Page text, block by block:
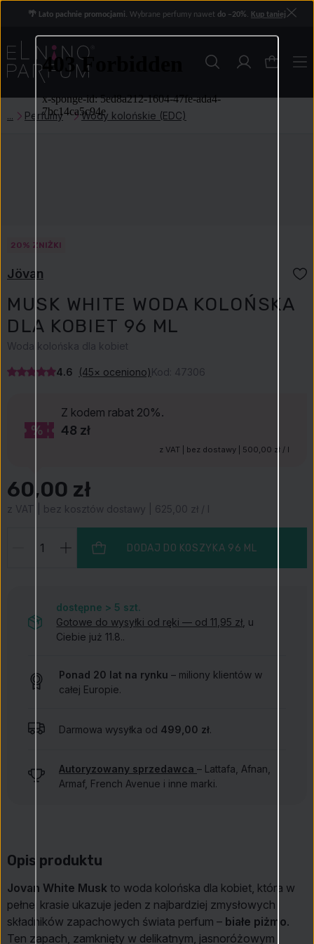
🌴 Lato pachnie promocjami. Wybrane perfumy nawet do −20%. Kup taniej
Perfumy Wody kolońskie (EDC)
20% ZNIŻKI
Jövan
MUSK WHITE WODA KOLOŃSKA
DLA KOBIET 96 ML
Woda kolońska dla kobiet
4.6 (45× oceniono)Kod: 47306
Z kodem rabat 20%.
48 zł
z VAT | bez dostawy | 500,00 zł / l
60,00 zł
z VAT | bez kosztów dostawy | 625,00 zł / l
DODAJ DO KOSZYKA 96 ML
dostępne > 5 szt.
Gotowe do wysyłki od ręki — od 11,95 zł , u
Ciebie już 11.8..
Ponad 20 lat na rynku – miliony klientów w
całej Europie.
Darmowa wysyłka od 499,00 zł.
Autoryzowany sprzedawca – Lattafa, Afnan,
Armaf, French Avenue i inne marki.
Opis produktu
Jovan White Musk to woda kolońska dla kobiet, która w
pełnej krasie ukazuje jeden z najbardziej zmysłowych
składników zapachowych świata perfum – białe piżmo.
Ten zapach, zamknięty w delikatnym, jasnoróżowym